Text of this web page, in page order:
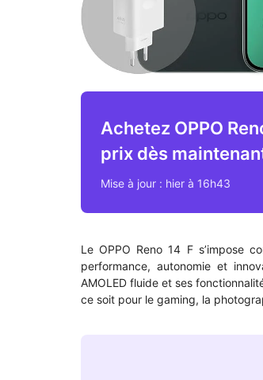
Achetez OPPO
prix dès
Mise à jour : hier à 16h43
Le OPPO Reno 14 F s’impose
performance, autonomie et
AMOLED fluide et ses
ce soit pour le gaming, la